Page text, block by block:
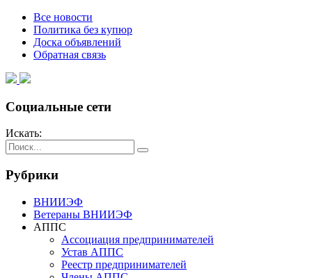
Все новости
Политика без купюр
Доска объявлений
Обратная связь
Социальные сети
Искать:
Рубрики
ВНИИЭФ
Ветераны ВНИИЭФ
АППС
Ассоциация предпринимателей
Устав АППС
Реестр предпринимателей